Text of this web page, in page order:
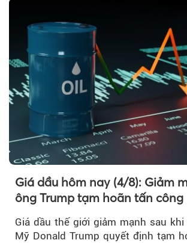
Giá dầu hôm nay (4/8): Giảm
ông Trump tạm hoãn tấn công
Giá dầu thế giới giảm mạnh sau
Mỹ Donald Trump quyết định tạm